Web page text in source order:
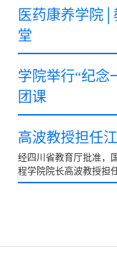
医药康养学院
堂
学院举行“纪念
团课
高波教授担任
经四川省教育厅批准，
程学院院长高波教授担
西南交通大学土木工程